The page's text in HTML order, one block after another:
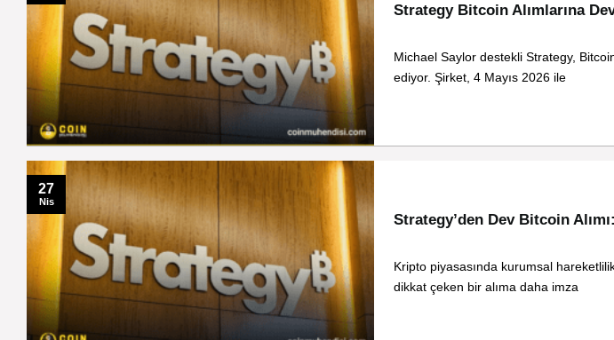
Strategy Bitcoin Alımlarına
Michael Saylor destekli Strategy,
ediyor. Şirket, 4 Mayıs 2026 ile
Strategy’den Dev Bitcoin
Kripto piyasasında kurumsal
dikkat çeken bir alıma daha imza
27
Nis